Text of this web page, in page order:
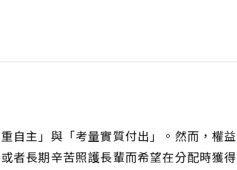
自主」與「考量實質付出」。然而，權
者長期辛苦照護長輩而希望在分配時獲